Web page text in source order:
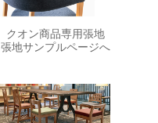
クオン商品専用張地
張地サンプルページへ